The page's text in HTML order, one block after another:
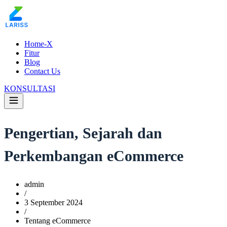
Home-X
Fitur
Blog
Contact Us
KONSULTASI
Pengertian, Sejarah dan
Perkembangan eCommerce
admin
/
3 September 2024
/
Tentang eCommerce